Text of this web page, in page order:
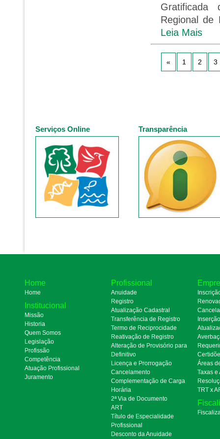
Gratificada
Regional de
Leia Mais
« 1 2 3
Serviços Online Transparência
Home
Home
Institucional
Missão
Historia
Quem Somos
Legislação
Profissão
Competência
Atuação Profissional
Juramento
Profissional
Anuidade
Registro
Atualização Cadastral
Transferência de Registro
Termo de Reciprocidade
Reativação de Registro
Alteração de Provisório para
Definitivo
Licença e Prorrogação
Cancelamento
Complementação de Carga
Horária
2ª Via de Documento
ART
Título de Especialidade
Profissional
Desconto da Anuidade
Áreas
Taxas e
TRT x